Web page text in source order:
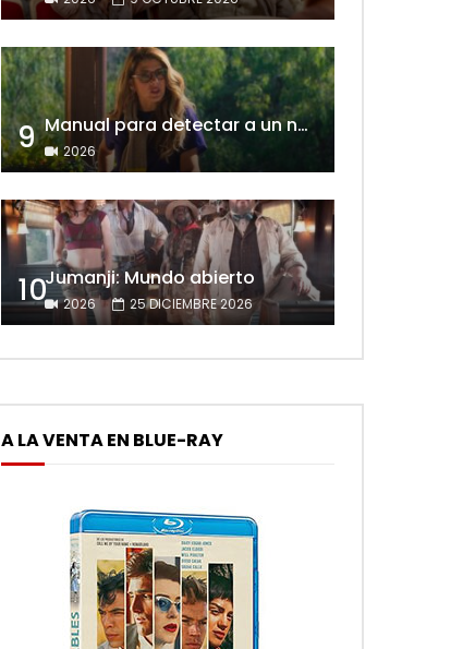
9 Manual para detectar a un narcisista
2026
10Jumanji: Mundo abierto
2026 25 DICIEMBRE 2026
A LA VENTA EN BLUE-RAY